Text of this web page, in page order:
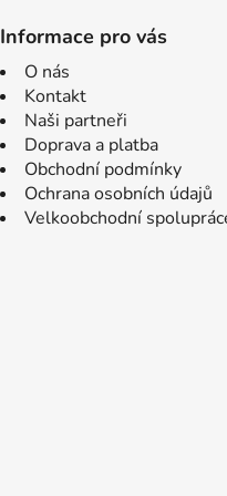
Informace pro vás
O nás
Kontakt
Naši partneři
Doprava a platba
Obchodní podmínky
Ochrana osobních údajů
Velkoobchodní